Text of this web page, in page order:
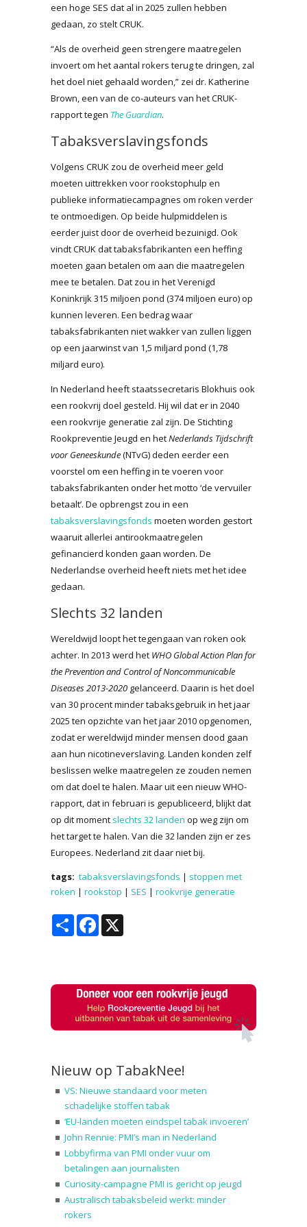
een hoge SES dat al in 2025 zullen hebben
gedaan, zo stelt CRUK.
“Als de overheid geen strengere maatregelen
invoert om het aantal rokers terug te dringen, zal
het doel niet gehaald worden,” zei dr. Katherine
Brown, een van de co-auteurs van het CRUK-
rapport tegen The Guardian.
Tabaksverslavingsfonds
Volgens CRUK zou de overheid meer geld
moeten uittrekken voor rookstophulp en
publieke informatiecampagnes om roken verder
te ontmoedigen. Op beide hulpmiddelen is
eerder juist door de overheid bezuinigd. Ook
vindt CRUK dat tabaksfabrikanten een heffing
moeten gaan betalen om aan die maatregelen
mee te betalen. Dat zou in het Verenigd
Koninkrijk 315 miljoen pond (374 miljoen euro) op
kunnen leveren. Een bedrag waar
tabaksfabrikanten niet wakker van zullen liggen
op een jaarwinst van 1,5 miljard pond (1,78
miljard euro).
In Nederland heeft staatssecretaris Blokhuis ook
een rookvrij doel gesteld. Hij wil dat er in 2040
een rookvrije generatie zal zijn. De Stichting
Rookpreventie Jeugd en hetNederlands Tijdschrift
voor Geneeskunde(NTvG) deden eerder een
voorstel om een heffing in te voeren voor
tabaksfabrikanten onder het motto ‘de vervuiler
betaalt’. De opbrengst zou in een
tabaksverslavingsfonds moeten worden gestort
waaruit allerlei antirookmaatregelen
gefinancierd konden gaan worden. De
Nederlandse overheid heeft niets met het idee
gedaan.
Slechts 32 landen
Wereldwijd loopt het tegengaan van roken ook
achter. In 2013 werd het WHO Global Action Plan for
the Prevention and Control of Noncommunicable
Diseases 2013-2020 gelanceerd. Daarin is het doel
van 30 procent minder tabaksgebruik in het jaar
2025 ten opzichte van het jaar 2010 opgenomen,
zodat er wereldwijd minder mensen dood gaan
aan hun nicotineverslaving. Landen konden zelf
beslissen welke maatregelen ze zouden nemen
om dat doel te halen. Maar uit een nieuw WHO-
rapport, dat in februari is gepubliceerd, blijkt dat
op dit moment slechts 32 landen op weg zijn om
het target te halen. Van die 32 landen zijn er zes
Europees. Nederland zit daar niet bij.
tags: tabaksverslavingsfonds | stoppen met
roken | rookstop | SES | rookvrije generatie
Share Facebook
Nieuw op TabakNee!
VS: Nieuwe standaard voor meten
schadelijke stoffen tabak
‘EU-landen moeten eindspel tabak invoeren’
John Rennie: PMI’s man in Nederland
Lobbyfirma van PMI onder vuur om
betalingen aan journalisten
Curiosity-campagne PMI is gericht op jeugd
Australisch tabaksbeleid werkt: minder
rokers